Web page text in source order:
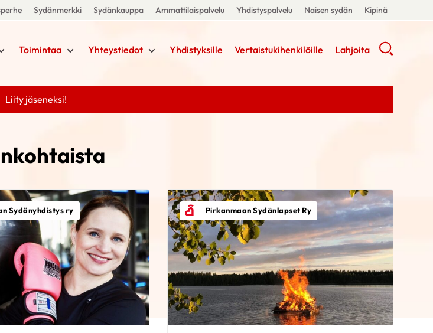
Sydänmerkki Sydänkauppa Ammattilaispalvelu Yhdistyspalvelu Naisen sydän Kipinä
Toimintaa Yhteystiedot Yhdistyksille Vertaistukihenkilöille Lahjoita
Liity jäseneksi!
Sydänyhdistys ry Pirkanmaan Sydänlapset Ry